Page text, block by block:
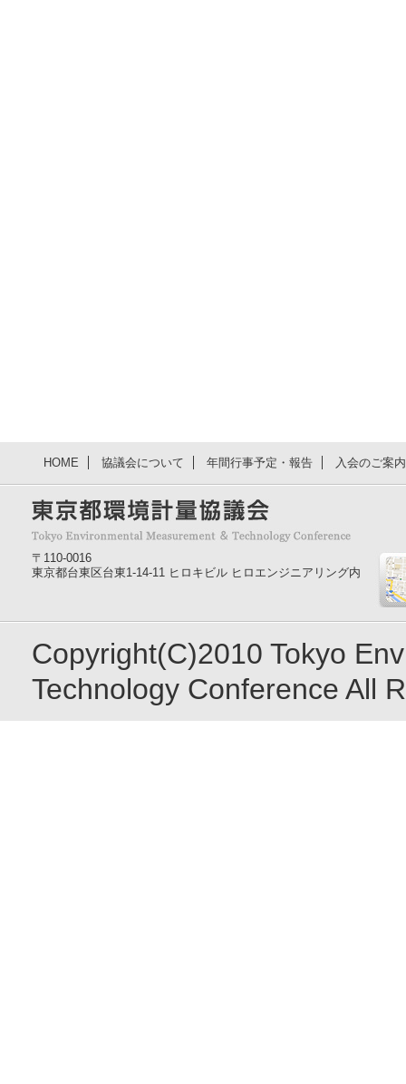
HOME 協議会について 年間行事予定・報告 入会のご案
〒110-0016
東京都台東区台東1-14-11 ヒロキビル ヒロエンジニアリング内
Copyright(C)2010 Tokyo
Technology Conference All